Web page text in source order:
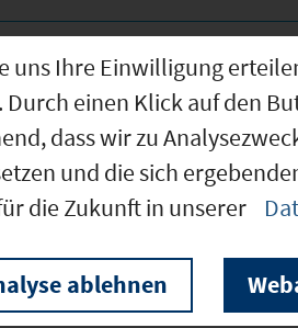
Sie obenstehend!
2024 350
uns Ihre Einwilligung
Durch einen Klick auf den
dass wir zu
und die sich
die Zukunft in unserer
ablehnen